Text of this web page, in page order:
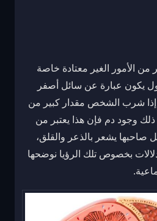
من الأمور الغير معتادة خاصة
يكون عبارة عن سائل أصفر
إذا شرب الشخص مقدار كبير من
وجود دم فإن هذا يعتبر من
صاحبها يشعر بالذعر والقلق،
بخصوص تلك الرؤيا نوضحها